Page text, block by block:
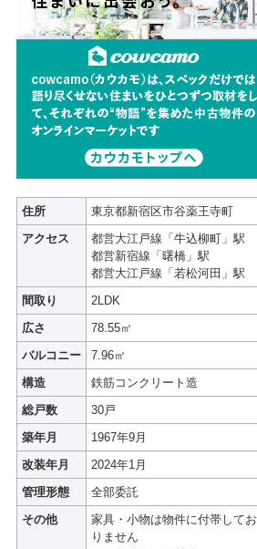
住所
東京都新宿区市谷薬王寺町
アクセス
都営大江戸線「牛込柳町」駅
都営新宿線「曙橋」駅
都営大江戸線「若松河田」駅
間取り
2LDK
広さ
78.55㎡
バルコニー
7.96㎡
構造
鉄筋コンクリート造
総戸数
30戸
築年月
1967年9月
改装年月
2024年1月
管理形態
全部委託
その他
家具・小物は物件に付帯してお
りません